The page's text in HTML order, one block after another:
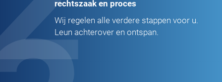
rechtszaak en proces
Wij regelen alle verdere stappen voor u.
Leun achterover en ontspan.